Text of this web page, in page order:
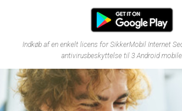
Indkøb af en enkelt licens for SikkerMobil Internet
antivirusbeskyttelse til 3 Android